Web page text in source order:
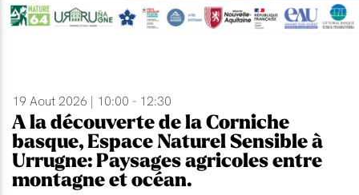
19 Aout 2026 | 10:00 - 12:30
A la découverte de la Corniche
basque, Espace Naturel Sensible à
Urrugne: Paysages agricoles entre
montagne et océan.